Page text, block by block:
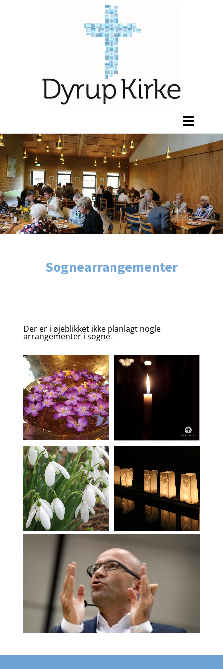
Sognearrangementer
Der er i øjeblikket ikke planlagt nogle
arrangementer i sognet